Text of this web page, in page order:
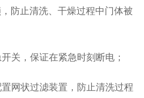
防止清洗、干燥过程中门体被
，保证在紧急时刻断电；
状过滤装置，防止清洗过程